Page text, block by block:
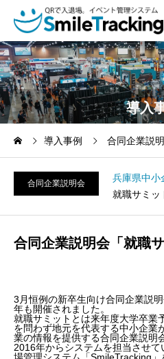
導入
導入事例 合同企業説
合同企業説明会
兵庫県中小
就職サミッ
合同企業説明会「就職サ
3月恒例の新卒生向け合同企業説
年も開催されました。
就職サミットとは来年度大学卒業
を問わず地元を代表する中小企業
業の情報を提供する合同企業説明
2016年からシステムを担当させ